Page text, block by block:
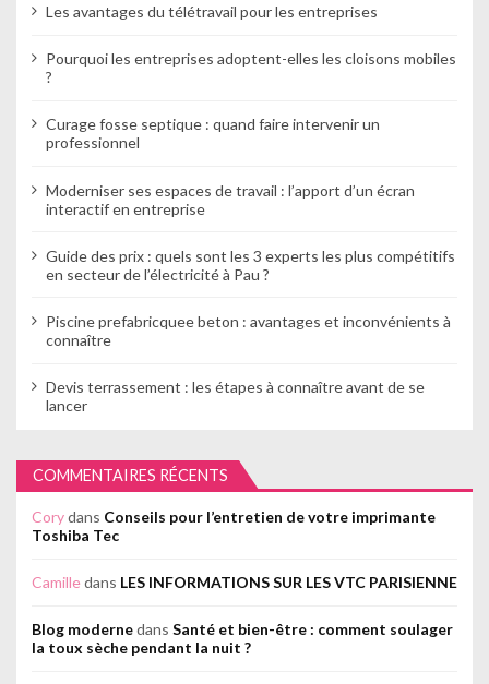
Les avantages du télétravail pour les entreprises
Pourquoi les entreprises adoptent-elles les cloisons mobiles
?
Curage fosse septique : quand faire intervenir un
professionnel
Moderniser ses espaces de travail : l’apport d’un écran
interactif en entreprise
Guide des prix : quels sont les 3 experts les plus compétitifs
en secteur de l’électricité à Pau ?
Piscine prefabricquee beton : avantages et inconvénients à
connaître
Devis terrassement : les étapes à connaître avant de se
lancer
COMMENTAIRES RÉCENTS
Corydans Conseils pour l’entretien de votre imprimante
Toshiba Tec
Camilledans LES INFORMATIONS SUR LES VTC PARISIENNE
Blog modernedans Santé et bien-être : comment soulager
la toux sèche pendant la nuit ?